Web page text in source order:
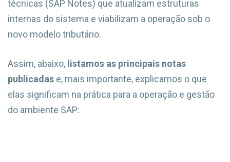
técnicas (SAP Notes) que atualizam estruturas
internas do sistema e viabilizam a operação sob o
novo modelo tributário.
Assim, abaixo, listamos as principais notas
publicadas e, mais importante, explicamos o que
elas significam na prática para a operação e gestão
do ambiente SAP: